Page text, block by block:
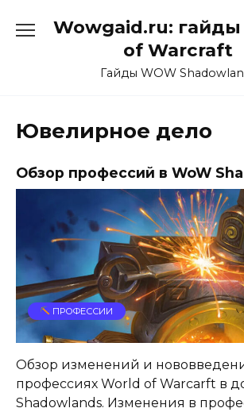
Wowgaid.ru:
of Warcraft
Гайды WOW
Ювелирное дело
Обзор профессий в WoW
ПРОФЕССИИ
Обзор изменений и
профессиях World of Warcarft в
Shadowlands. Изменения в